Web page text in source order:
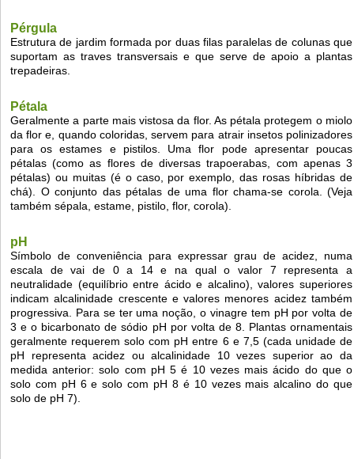
Pérgula
Estrutura de jardim formada por duas filas paralelas de colunas que
suportam as traves transversais e que serve de apoio a plantas
trepadeiras.
Pétala
Geralmente a parte mais vistosa da flor. As pétala protegem o miolo
da flor e, quando coloridas, servem para atrair insetos polinizadores
para os estames e pistilos. Uma flor pode apresentar poucas
pétalas (como as flores de diversas trapoerabas, com apenas 3
pétalas) ou muitas (é o caso, por exemplo, das rosas híbridas de
chá). O conjunto das pétalas de uma flor chama-se corola. (Veja
também sépala, estame, pistilo, flor, corola).
pH
Símbolo de conveniência para expressar grau de acidez, numa
escala de vai de 0 a 14 e na qual o valor 7 representa a
neutralidade (equilíbrio entre ácido e alcalino), valores superiores
indicam alcalinidade crescente e valores menores acidez também
progressiva. Para se ter uma noção, o vinagre tem pH por volta de
3 e o bicarbonato de sódio pH por volta de 8. Plantas ornamentais
geralmente requerem solo com pH entre 6 e 7,5 (cada unidade de
pH representa acidez ou alcalinidade 10 vezes superior ao da
medida anterior: solo com pH 5 é 10 vezes mais ácido do que o
solo com pH 6 e solo com pH 8 é 10 vezes mais alcalino do que
solo de pH 7).